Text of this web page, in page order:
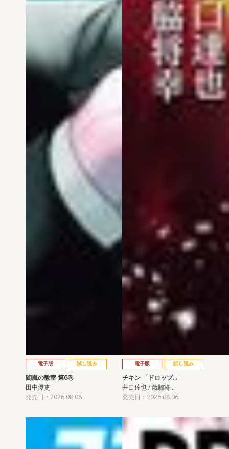
電子版 試し読み
閻魔の教室 第6巻
田中優吏
発売日：2026.08.06
電子版 試し読み
チキン 「ドロップ…
井口達也 / 歳脇将…
発売日：2026.08.06